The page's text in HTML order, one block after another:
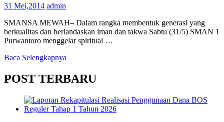
31 Mei,2014 admin
SMANSA MEWAH– Dalam rangka membentuk generasi yang
berkualitas dan berlandaskan iman dan takwa Sabtu (31/5) SMAN 1
Purwantoro menggelar spiritual …
Baca Selengkapnya
POST TERBARU